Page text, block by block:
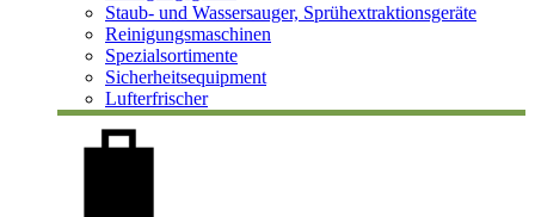
Staub- und Wassersauger, Sprühextraktionsgeräte
Reinigungsmaschinen
Spezialsortimente
Sicherheitsequipment
Lufterfrischer